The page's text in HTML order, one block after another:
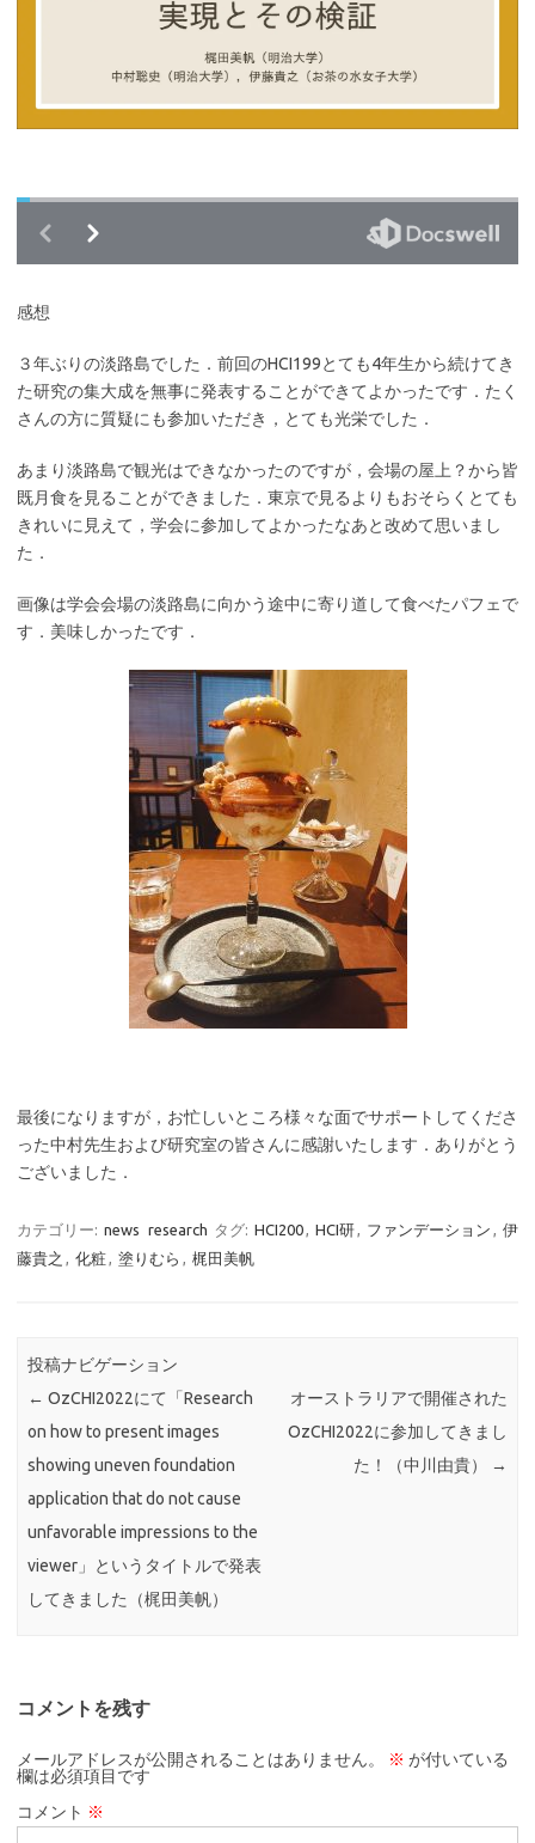
感想
３年ぶりの淡路島でした．前回のHCI199とても4年生から続けてき
た研究の集大成を無事に発表することができてよかったです．たく
さんの方に質疑にも参加いただき，とても光栄でした．
あまり淡路島で観光はできなかったのですが，会場の屋上？から皆
既月食を見ることができました．東京で見るよりもおそらくとても
きれいに見えて，学会に参加してよかったなあと改めて思いまし
た．
画像は学会会場の淡路島に向かう途中に寄り道して食べたパフェで
す．美味しかったです．
最後になりますが，お忙しいところ様々な面でサポートしてくださ
った中村先生および研究室の皆さんに感謝いたします．ありがとう
ございました．
カテゴリー: news research タグ: HCI200, HCI研, ファンデーション , 伊
藤貴之 , 化粧, 塗りむら , 梶田美帆
投稿ナビゲーション
← OzCHI2022にて「Research
on how to present images
showing uneven foundation
application that do not cause
unfavorable impressions to the
viewer」というタイトルで発表
してきました（梶田美帆）
オーストラリアで開催された
OzCHI2022に参加してきまし
た！（中川由貴）
→
コメントを残す
メールアドレスが公開されることはありません。 ※ が付いている
欄は必須項目です
コメント ※